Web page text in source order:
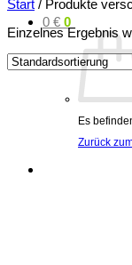
0 € 0
Es
Zurück
Start / Produkte
Einzelnes Ergebnis